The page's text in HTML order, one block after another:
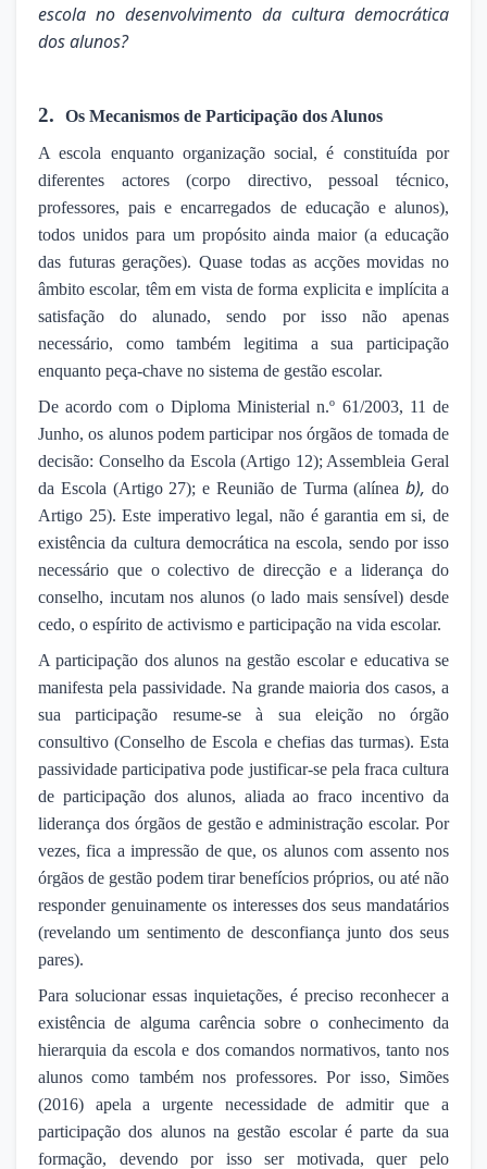
escola no desenvolvimento da cultura democrática
dos alunos?
2.
Os Mecanismos de Participação dos Alunos
A escola enquanto organização social, é constituída por
diferentes actores (corpo directivo, pessoal técnico,
professores, pais e encarregados de educação e alunos),
todos unidos para um propósito ainda maior (a educação
das futuras gerações). Quase todas as acções movidas no
âmbito escolar, têm em vista de forma explicita e implícita a
satisfação do alunado, sendo por isso não apenas
necessário, como também legitima a sua participação
enquanto peça-chave no sistema de gestão escolar.
De acordo com o Diploma Ministerial n.º 61/2003, 11 de
Junho, os alunos podem participar nos órgãos de tomada de
decisão: Conselho da Escola (Artigo 12); Assembleia Geral
da Escola (Artigo 27); e Reunião de Turma (alíneab), do
Artigo 25). Este imperativo legal, não é garantia em si, de
existência da cultura democrática na escola, sendo por isso
necessário que o colectivo de direcção e a liderança do
conselho, incutam nos alunos (o lado mais sensível) desde
cedo, o espírito de activismo e participação na vida escolar.
A participação dos alunos na gestão escolar e educativa se
manifesta pela passividade. Na grande maioria dos casos, a
sua participação resume-se à sua eleição no órgão
consultivo (Conselho de Escola e chefias das turmas). Esta
passividade participativa pode justificar-se pela fraca cultura
de participação dos alunos, aliada ao fraco incentivo da
liderança dos órgãos de gestão e administração escolar. Por
vezes, fica a impressão de que, os alunos com assento nos
órgãos de gestão podem tirar benefícios próprios, ou até não
responder genuinamente os interesses dos seus mandatários
(revelando um sentimento de desconfiança junto dos seus
pares).
Para solucionar essas inquietações, é preciso reconhecer a
existência de alguma carência sobre o conhecimento da
hierarquia da escola e dos comandos normativos, tanto nos
alunos como também nos professores. Por isso, Simões
(2016) apela a urgente necessidade de admitir que a
participação dos alunos na gestão escolar é parte da sua
formação, devendo por isso ser motivada, quer pelo